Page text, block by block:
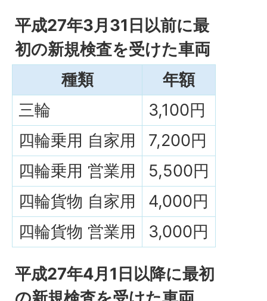
平成27年3月31日以前に最
初の新規検査を受けた車両
種類
年額
三輪
3,100円
四輪乗用 自家用
7,200円
四輪乗用 営業用
5,500円
四輪貨物 自家用
4,000円
四輪貨物 営業用
3,000円
平成27年4月1日以降に最初